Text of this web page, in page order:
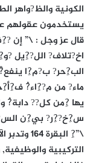
الكونية والظ?واهر
يستخدمون عقولهم
قال عز وجل : \” إن
اخ?تلاف? الل??ِيل
الب?ِحر? ب?م?ِا
ماء? من م??ِاء?ُ
يها ?ِمن كل?? دابة?ُ
س?ِخ??ِر? بي?ِن
\”?ِ
التركيبية